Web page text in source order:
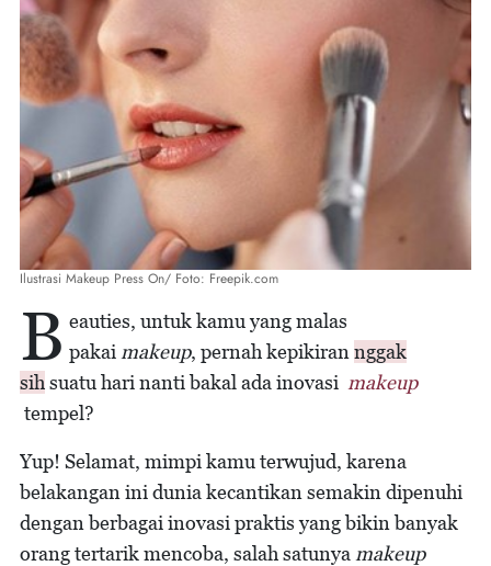
Ilustrasi Makeup Press On/ Foto: Freepik.com
B eauties, untuk kamu yang malas
pakai makeup, pernah kepikiran nggak
sihsuatu hari nanti bakal ada inovasi makeup
tempel?
Yup! Selamat, mimpi kamu terwujud, karena
belakangan ini dunia kecantikan semakin dipenuhi
dengan berbagai inovasi praktis yang bikin banyak
orang tertarik mencoba, salah satunya makeup